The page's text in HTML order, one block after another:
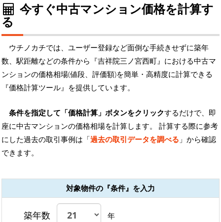
今すぐ中古マンション価格を計算す
る
ウチノカチでは、ユーザー登録など面倒な手続きせずに築年
数、駅距離などの条件から『吉祥院三ノ宮西町』における中古マ
ンションの価格相場(値段、評価額)を簡単・高精度に計算できる
『価格計算ツール』を提供しています。
条件を指定して「価格計算」ボタンをクリックするだけで、即
座に中古マンションの価格相場を計算します。 計算する際に参考
にした過去の取引事例は「過去の取引データを調べる 」から確認
できます。
対象物件の『条件』を入力
築年数 年